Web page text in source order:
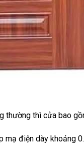
thường thì cửa bao
mạ điện dày khoảng